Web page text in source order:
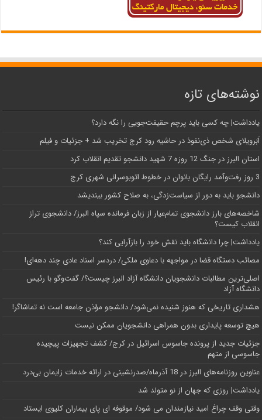
نوشته‌های تازه
یادداشت| ‌چه کسی باید پرچم حقیقت‌جویی را نگه دارد؟
اَبَر‌ویلای شخص ذی‌نفوذ در حاشیه‌ رود کرج تخریب شد + جزئیات و فیلم
استان البرز در جنگ 12 روزه 7 شهید دانشجو تقدیم انقلاب کرد
3 روز رفت‌وآمد رایگان بانوان در خطوط اتوبوسرانی شهری کرج
دانشجو باید به دور از سیاست‌زدگی، به صلاح کشور بیندیشد
شاخصه‌های بارز دانشجوی تمام‌عیار از زبان فرمانده سپاه البرز/ دانشجوی تراز
انقلاب کیست؟
یادداشت| چرا دانشگاه باید نقش خود را بازآرایی کند؟
مصائب دستگاه قضا در مواجهه با دعاوی ملکی/ دردسر اسناد عادی چند‌ دهه‌ای!
اصلی‌ترین مطالبات دانشجویان دانشگاه آزاد البرز چیست؟/ گفت‌وگو با رئیس
دانشگاه آز‌اد
هشداری تاریخی که هنوز شنیده نمی‌شود/ دانشجو مؤذن جامعه است نه تماشاگر!
هیچ توسعه پایداری بدون همراهی دانشجویان ممکن نیست
جزئیات جدید از پرونده جاسوس اسرائیل در کرج/‌ کشف تجهیزات پیچیده
جاسوسی از متهم
عناوین روزنامه‌های البرز در ‌18 آذرماه/صدرنشینی در ارائه خدمات زایمان بی‌درد
یادداشت| روزی که جهان از نو متولد شد
وقتی وقف چراغ امید نیازمندان می شود/ موقوفه ای پای بیماران کلیوی ایستاد